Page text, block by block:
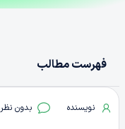
فهرست مطالب
نویسنده بدون نظر